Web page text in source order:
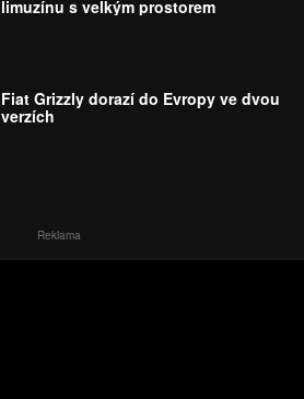
limuzínu s velkým prostorem
Fiat Grizzly dorazí do Evropy ve dvou
verzích
Reklama